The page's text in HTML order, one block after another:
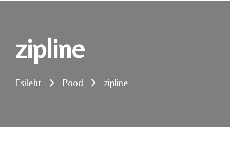
zipline
Esileht Pood zipline